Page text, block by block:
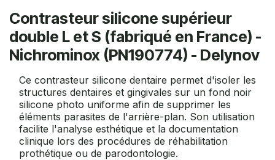
Contrasteur silicone supérieur
double L et S (fabriqué en France) -
Nichrominox (PN190774) - Delynov
Ce contrasteur silicone dentaire permet d'isoler les
structures dentaires et gingivales sur un fond noir
silicone photo uniforme afin de supprimer les
éléments parasites de l'arrière-plan. Son utilisation
facilite l'analyse esthétique et la documentation
clinique lors des procédures de réhabilitation
prothétique ou de parodontologie.